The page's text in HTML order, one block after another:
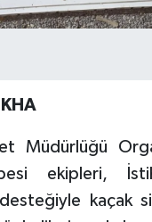
Müdürlüğü
ekipleri,
kaçak